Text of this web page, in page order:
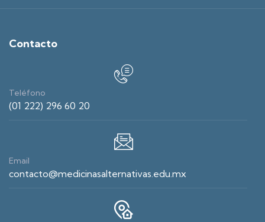
Contacto
Teléfono
(01 222) 296 60 20
Email
contacto@medicinasalternativas.edu.mx